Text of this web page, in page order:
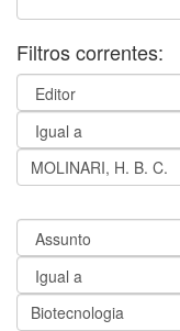
Filtros correntes: